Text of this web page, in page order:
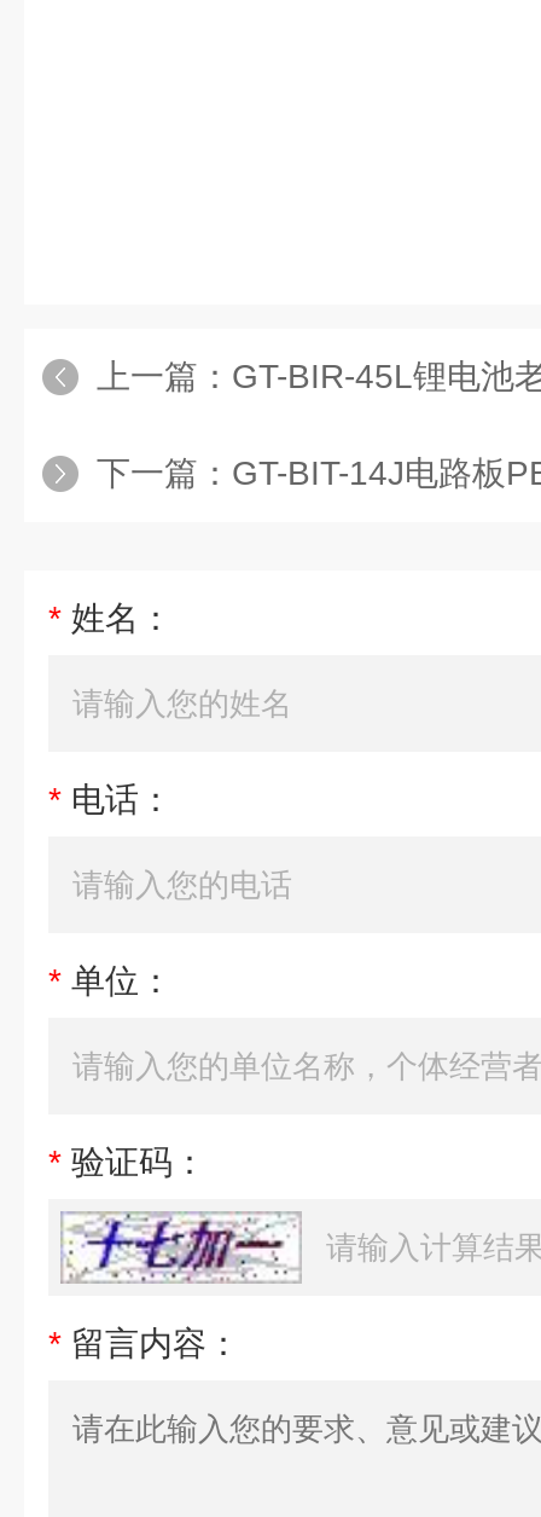
上一篇： GT-BIR-45L锂电池
下一篇： GT-BIT-14J电路板
* 姓名：
* 电话：
* 单位：
* 验证码：
* 留言内容：